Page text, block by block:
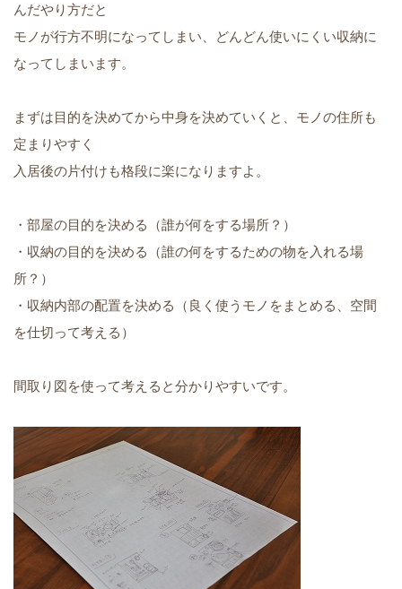
んだやり方だと
モノが行方不明になってしまい、どんどん使いにくい収納に
なってしまいます。
まずは目的を決めてから中身を決めていくと、モノの住所も
定まりやすく
入居後の片付けも格段に楽になりますよ。
・部屋の目的を決める（誰が何をする場所？）
・収納の目的を決める（誰の何をするための物を入れる場
所？）
・収納内部の配置を決める（良く使うモノをまとめる、空間
を仕切って考える）
間取り図を使って考えると分かりやすいです。